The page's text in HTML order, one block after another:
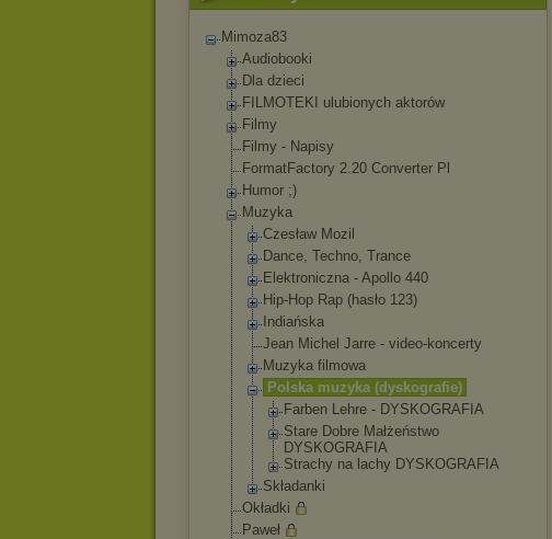
Mimoza83
Audiobooki
Dla dzieci
FILMOTEKI ulubionych aktorów
Filmy
Filmy - Napisy
FormatFactory 2.20 Converter Pl
Humor ;)
Muzyka
Czesław Mozil
Dance, Techno, Trance
Elektroniczna - Apollo 440
Hip-Hop Rap (hasło 123)
Indiańska
Jean Michel Jarre - video-koncerty
Muzyka filmowa
Polska muzyka (dyskografie)
Farben Lehre - DYSKOGRAFIA
Stare Dobre Małżeństwo
DYSKOGRAFIA
Strachy na lachy DYSKOGRAFIA
Składanki
Okładki
Paweł